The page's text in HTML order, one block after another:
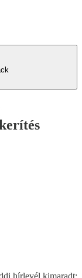
hírlevél kimaradt: